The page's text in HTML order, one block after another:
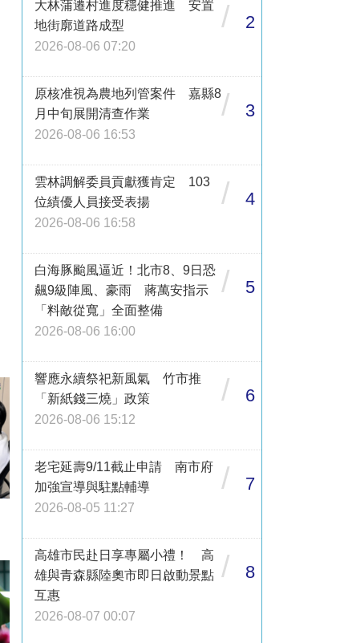
大林蒲遷村進度穩健推進 安置
地街廓道路成型
2026-08-06 07:20
/ 2
原核准視為農地列管案件 嘉縣8
月中旬展開清查作業
2026-08-06 16:53
/ 3
雲林調解委員貢獻獲肯定 103
位績優人員接受表揚
2026-08-06 16:58
/ 4
白海豚颱風逼近！北市8、9日恐
飆9級陣風、豪雨 蔣萬安指示
「料敵從寬」全面整備
2026-08-06 16:00
/ 5
響應永續祭祀新風氣 竹市推
「新紙錢三燒」政策
2026-08-06 15:12
/ 6
老宅延壽9/11截止申請 南市府
加強宣導與駐點輔導
2026-08-05 11:27
/ 7
高雄市民赴日享專屬小禮！ 高
雄與青森縣陸奧市即日啟動景點
互惠
2026-08-07 00:07
/ 8